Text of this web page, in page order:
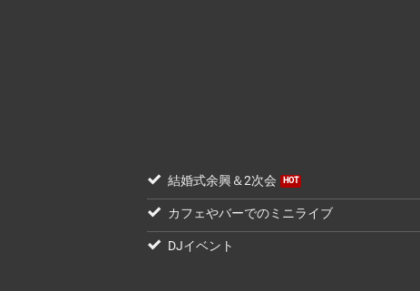
結婚式余興＆2次会
カフェやバーでのミニライブ
DJイベント